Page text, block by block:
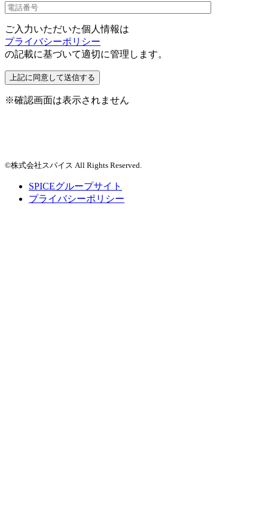
ご入力いただいた個人情報は
プライバシーポリシー
の記載に基づいて適切に管理します。
※確認画面は表示されません
©株式会社スパイス All Rights Reserved.
SPICEグループサイト
プライバシーポリシー